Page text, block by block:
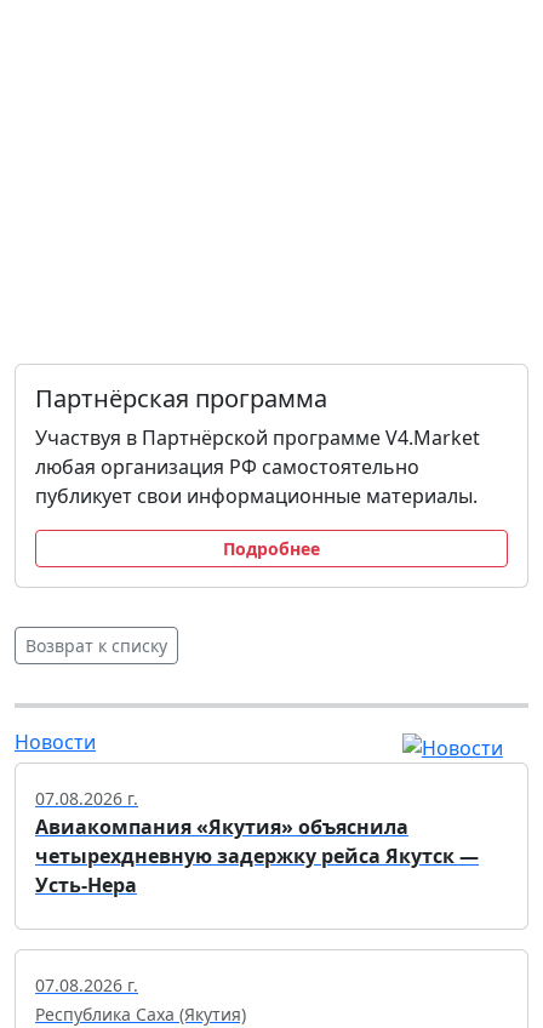
Партнёрская программа
Участвуя в Партнёрской программе V4.Market
любая организация РФ самостоятельно
публикует свои информационные материалы.
Подробнее
Возврат к списку
Новости
07.08.2026 г.
Авиакомпания «Якутия» объяснила
четырехдневную задержку рейса Якутск —
Усть-Нера
07.08.2026 г.
Республика Саха (Якутия)